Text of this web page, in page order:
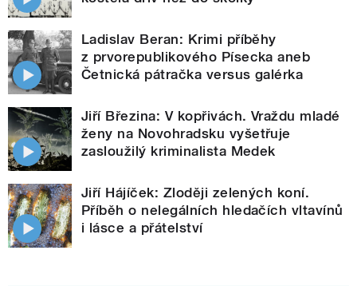
Ladislav Beran: Krimi příběhy
z prvorepublikového Písecka aneb
Četnická pátračka versus galérka
Jiří Březina: V kopřivách. Vraždu mladé
ženy na Novohradsku vyšetřuje
zasloužilý kriminalista Medek
Jiří Hájíček: Zloději zelených koní.
Příběh o nelegálních hledačích vltavínů
i lásce a přátelství